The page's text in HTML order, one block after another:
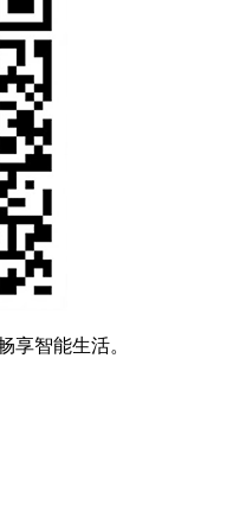
享智能生活。